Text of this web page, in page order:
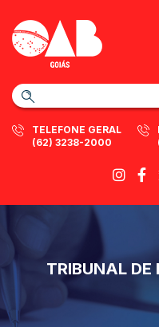
TELEFONE GERAL
(62) 3238-2000
TRIBUNAL DE